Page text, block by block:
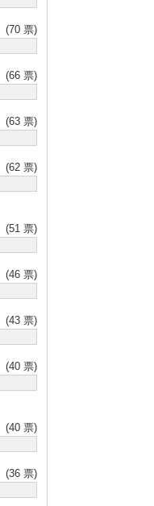
(70 票)
(66 票)
(63 票)
(62 票)
(51 票)
(46 票)
(43 票)
(40 票)
(40 票)
(36 票)